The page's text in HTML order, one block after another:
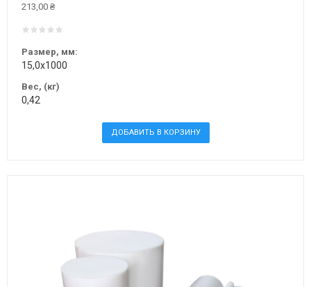
213,00 ₴
Размер, мм:
15,0х1000
Вес, (кг)
0,42